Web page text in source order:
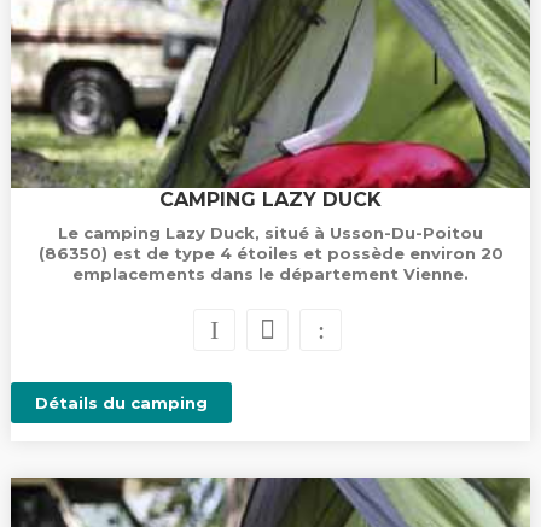
CAMPING LAZY DUCK
Le camping Lazy Duck, situé à Usson-Du-Poitou
(86350) est de type 4 étoiles et possède environ 20
emplacements dans le département Vienne.
Détails du camping